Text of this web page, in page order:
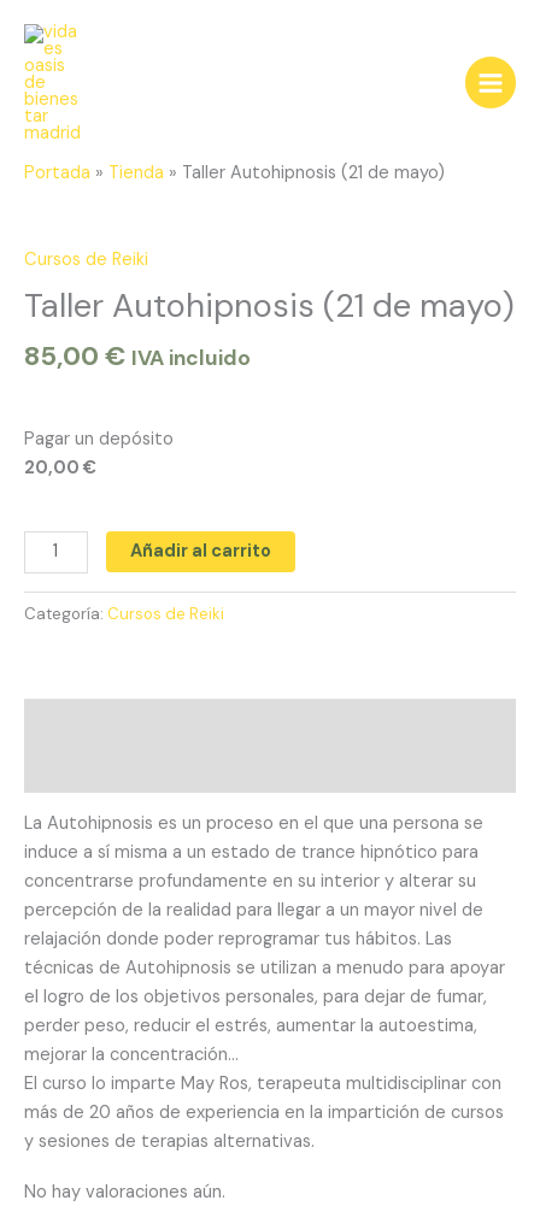
contenido
Portada » Tienda » Taller Autohipnosis (21 de mayo)
Cursos de Reiki
Taller Autohipnosis (21 de mayo)
85,00 € IVA incluido
Pagar un depósito
20,00 €
(21
mayo)
cantidad
Añadir al carrito
Categoría: Cursos de Reiki
La Autohipnosis es un proceso en el que una persona se
induce a sí misma a un estado de trance hipnótico para
concentrarse profundamente en su interior y alterar su
percepción de la realidad para llegar a un mayor nivel de
relajación donde poder reprogramar tus hábitos. Las
técnicas de Autohipnosis se utilizan a menudo para apoyar
el logro de los objetivos personales, para dejar de fumar,
perder peso, reducir el estrés, aumentar la autoestima,
mejorar la concentración…
El curso lo imparte May Ros, terapeuta multidisciplinar con
más de 20 años de experiencia en la impartición de cursos
y sesiones de terapias alternativas.
No hay valoraciones aún.